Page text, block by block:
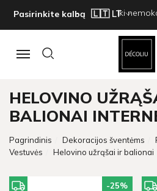
Pasirinkite kalbą Iki
Navigacija
HELOVINO
BALIONAI
Pagrindinis Dekoracijos šventėms
Vestuvės
Helovino užrąšai ir balionai
-25%